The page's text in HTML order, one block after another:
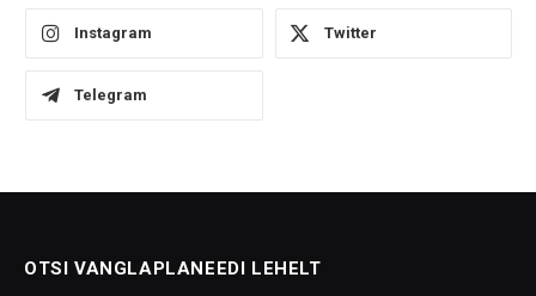
Instagram Twitter
Telegram
OTSI VANGLAPLANEEDI LEHELT